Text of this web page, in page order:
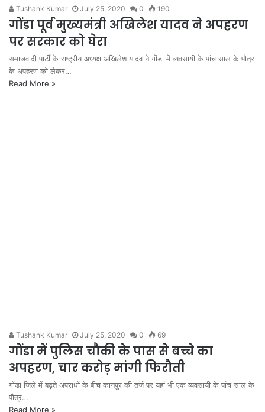
Tushank Kumar July 25, 2020 0 190
गोंडा पूर्व मुख्यमंत्री अखिलेश यादव ने अपहरण
पर सरकार को घेरा
समाजवादी पार्टी के राष्‍ट्रीय अध्‍यक्ष अखिलेश यादव ने गोंडा में व्‍यवसायी के पांच साल के पौत्र
के अपहरण को लेकर…
Read More »
Tushank Kumar July 25, 2020 0 69
गोंडा में पुलिस चौकी के पास से बच्चे का
अपहरण, चार करोड़ मांगी फिरौती
गोंडा जिले में बढ़ते अपराधों के बीच कानपुर की तर्ज पर यहां भी एक व्यवसायी के पांच साल के
पौत्र…
Read More »